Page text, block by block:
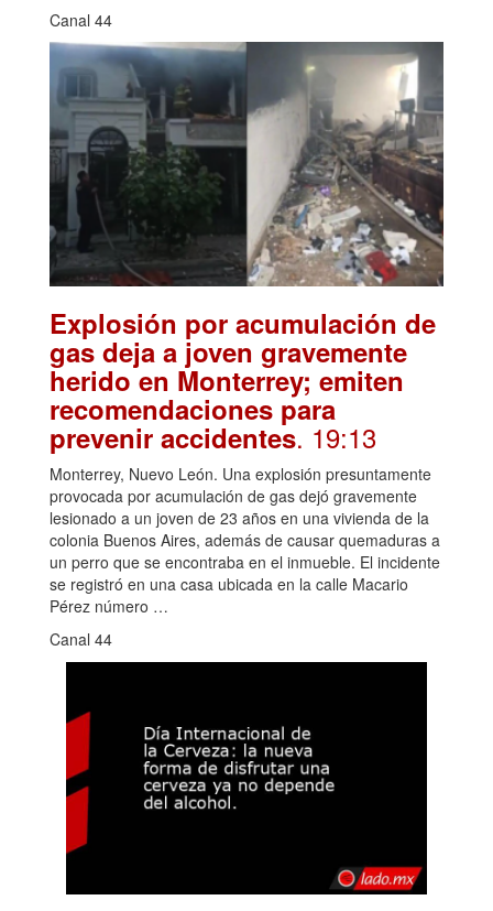
Canal 44
Explosión por acumulación de
gas deja a joven gravemente
herido en Monterrey; emiten
recomendaciones para
prevenir accidentes. 19:13
Monterrey, Nuevo León. Una explosión presuntamente
provocada por acumulación de gas dejó gravemente
lesionado a un joven de 23 años en una vivienda de la
colonia Buenos Aires, además de causar quemaduras a
un perro que se encontraba en el inmueble. El incidente
se registró en una casa ubicada en la calle Macario
Pérez número …
Canal 44